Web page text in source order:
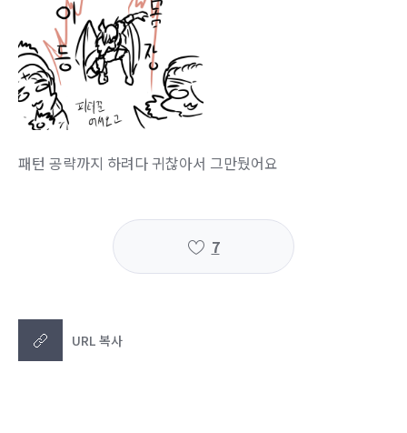
패턴 공략까지 하려다 귀찮아서 그만뒀어요
7
URL 복사